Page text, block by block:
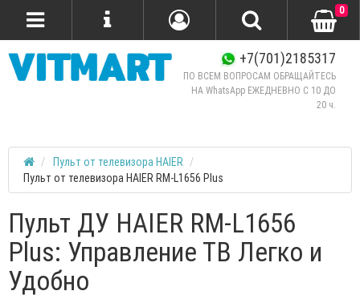
+7(701)2185317
ПО ВСЕМ ВОПРОСАМ ОБРАЩАЙТЕСЬ
НА WhatsApp ЕЖЕДНЕВНО C 10 ДО
20 ч.
0
Пульт от телевизора HAIER
Пульт от телевизора HAIER RM-L1656 Plus
Пульт ДУ HAIER RM-L1656
Plus: Управление ТВ Легко и
Удобно